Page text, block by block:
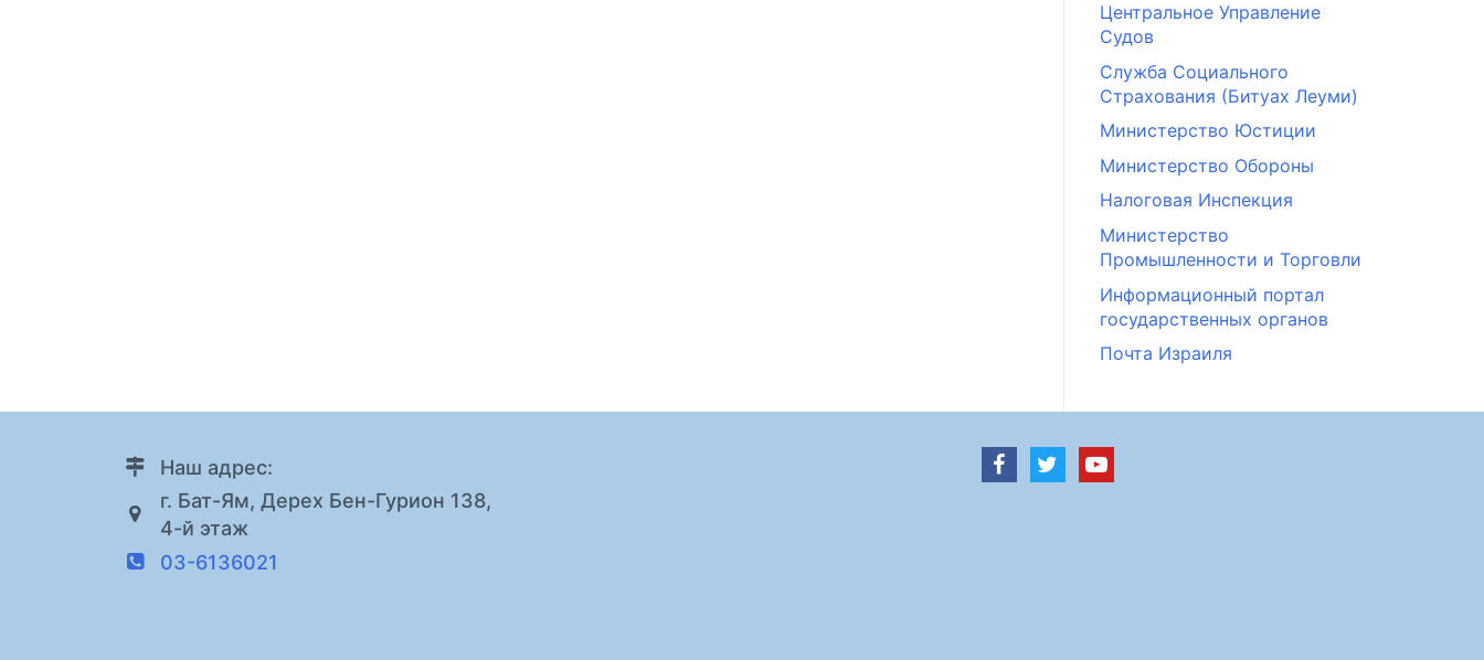
Центральное Управление
Судов
Служба Социального
Страхования (Битуах Леуми)
Министерство Юстиции
Министерство Обороны
Налоговая Инспекция
Министерство
Промышленности и Торговли
Информационный портал
государственных органов
Почта Израиля
Наш адрес:
г. Бат-Ям, Дерех Бен-Гурион 138,
4-й этаж
03-6136021